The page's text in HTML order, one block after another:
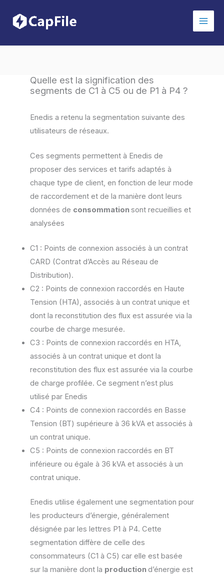
Quelle est la signification des
segments de C1 à C5 ou de P1 à P4 ?
Enedis a retenu la segmentation suivante des
utilisateurs de réseaux.
Ces segments permettent à Enedis de
proposer des services et tarifs adaptés à
chaque type de client, en fonction de leur mode
de raccordement et de la manière dont leurs
données de consommation sont recueillies et
analysées
C1 : Points de connexion associés à un contrat
CARD (Contrat d’Accès au Réseau de
Distribution).
C2 : Points de connexion raccordés en Haute
Tension (HTA), associés à un contrat unique et
dont la reconstitution des flux est assurée via la
courbe de charge mesurée.
C3 : Points de connexion raccordés en HTA,
associés à un contrat unique et dont la
reconstitution des flux est assurée via la courbe
de charge profilée. Ce segment n’est plus
utilisé par Enedis
C4 : Points de connexion raccordés en Basse
Tension (BT) supérieure à 36 kVA et associés à
un contrat unique.
C5 : Points de connexion raccordés en BT
inférieure ou égale à 36 kVA et associés à un
contrat unique.
Enedis utilise également une segmentation pour
les producteurs d’énergie, généralement
désignée par les lettres P1 à P4. Cette
segmentation diffère de celle des
consommateurs (C1 à C5) car elle est basée
sur la manière dont la production d’énergie est